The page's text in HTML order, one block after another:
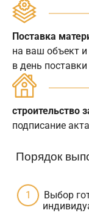
Поставка
на ваш объект
в день поставки
строительство
подписание
Порядок
Выбор